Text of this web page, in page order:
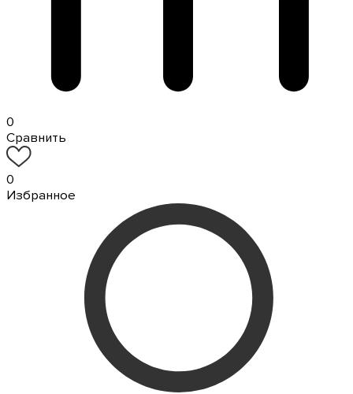
0
Сравнить
0
Избранное